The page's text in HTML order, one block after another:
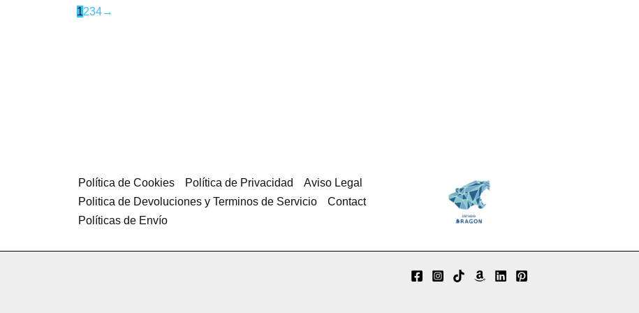
1234→
Política de Cookies Política de Privacidad
Aviso Legal
Politica de Devoluciones y Terminos de Servicio
Contact
Políticas de Envío